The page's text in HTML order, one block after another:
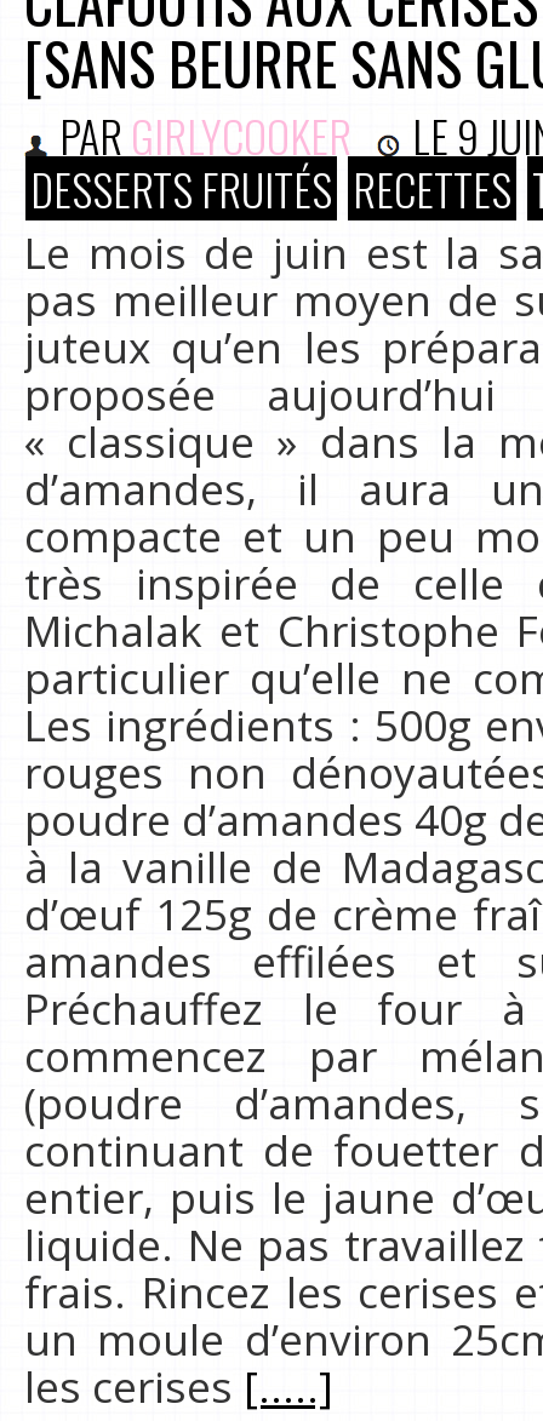
[SANS BEURRE SANS
PAR GIRLYCOOKER LE9
DESSERTS FRUITÉS RECETTES
Le mois de juin est la
pas meilleur moyen de
juteux qu’en les
proposée
« classique » dans la
d’amandes, il aura
compacte et un peu
très inspirée de celle
Michalak et Christophe
particulier qu’elle ne
Les ingrédients : 500g
rouges non
poudre d’amandes 40g
à la vanille de
d’œuf 125g de crème
amandes effilées et
Préchauffez le four
commencez par
(poudre
continuant de fouetter
entier, puis le jaune
liquide. Ne pas travaillez
frais. Rincez les cerises
un moule d’environ
les cerises [.....]